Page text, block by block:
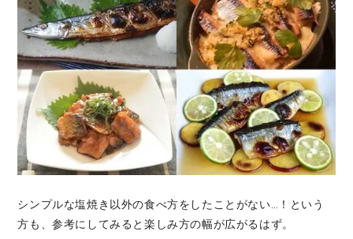
シンプルな塩焼き以外の食べ方をしたことがない…！という
方も、参考にしてみると楽しみ方の幅が広がるはず。